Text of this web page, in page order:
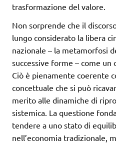
trasformazione del valore.
Non sorprende che il
lungo considerato la libera
nazionale – la metamorfosi
successive forme – come
Ciò è pienamente coerente
concettuale che si può
merito alle dinamiche di
sistemica. La questione
tendere a uno stato di
nell’economia tradizionale,